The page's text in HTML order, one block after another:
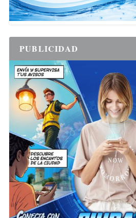
PUBLICIDAD